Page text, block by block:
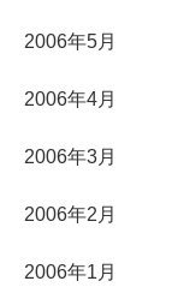
2006年5月
2006年4月
2006年3月
2006年2月
2006年1月